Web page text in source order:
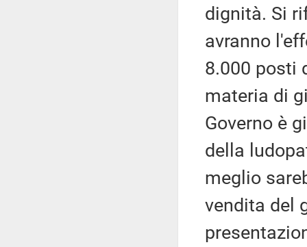
dignità. Si
avranno
8.000 posti
materia di
Governo è
della
meglio
vendita del